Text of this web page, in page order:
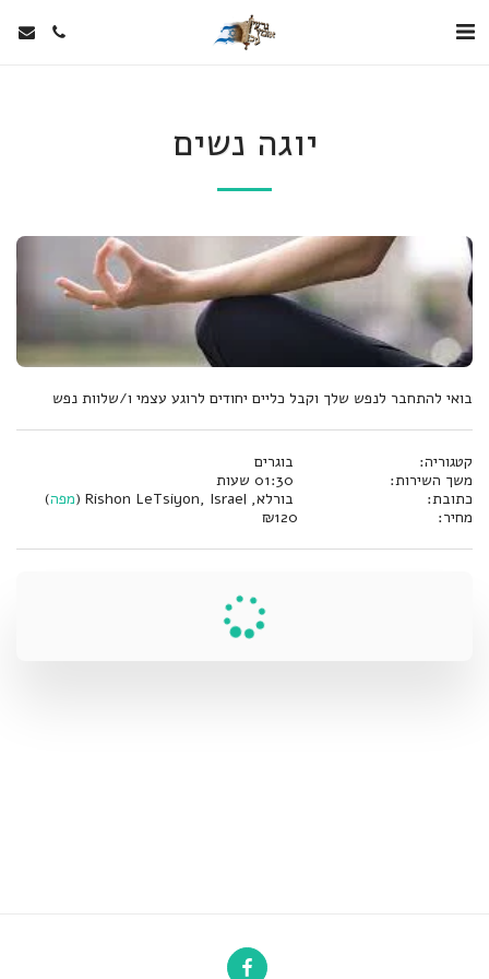
יוגה נשים
בואי להתחבר לנפש שלך וקבל כליים יחודים לרוגע עצמי ו/שלוות נפש
קטגוריה:
בוגרים
משך השירות:
כתובת:
בורלא, Rishon LeTsiyon, Israel ( מפה)
מחיר:
₪120